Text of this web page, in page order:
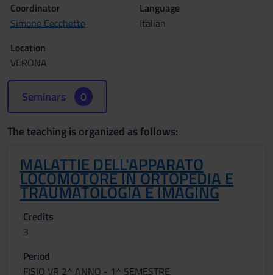
Coordinator
Simone Cecchetto
Language
Italian
Location
VERONA
Seminars 0
The teaching is organized as follows:
MALATTIE DELL'APPARATO
LOCOMOTORE IN ORTOPEDIA E
TRAUMATOLOGIA E IMAGING
Credits
3
Period
FISIO VR 2^ ANNO - 1^ SEMESTRE